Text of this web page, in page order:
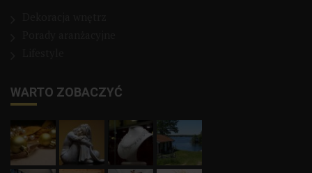
WARTO ZOBACZYĆ